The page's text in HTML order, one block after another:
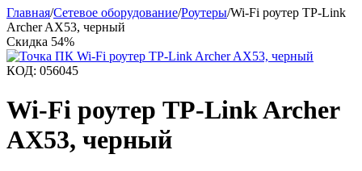
Главная/Сетевое оборудование/Роутеры/Wi-Fi роутер TP-Link
Archer AX53, черный
Скидка 54%
КОД: 056045
Wi-Fi роутер TP-Link Archer
AX53, черный